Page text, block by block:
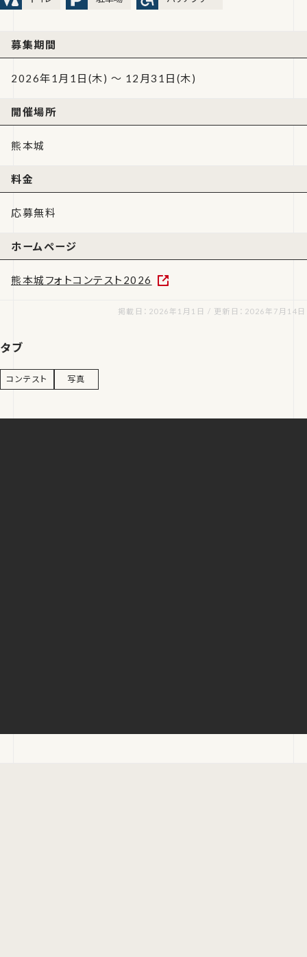
募集期間
2026年1月1日(木) ～ 12月31日(木)
開催場所
熊本城
料金
応募無料
ホームページ
熊本城フォトコンテスト2026
掲載日：2026年1月1日 / 更新日：2026年7月14日
タブ
コンテスト 写真